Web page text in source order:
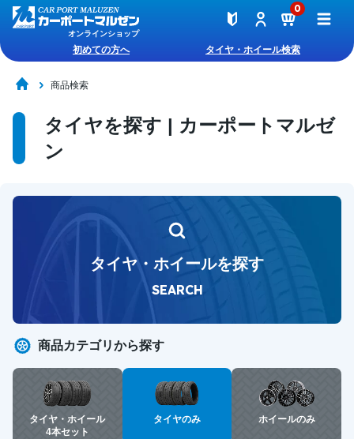
オンラインショップ
0
初めての方へ タイヤ・ホイール検索
商品検索
タイヤを探す | カーポートマルゼ
ン
タイヤ・ホイールを探す
SEARCH
商品カテゴリから探す
タイヤ・ホイール
4本セット
タイヤのみ ホイールのみ